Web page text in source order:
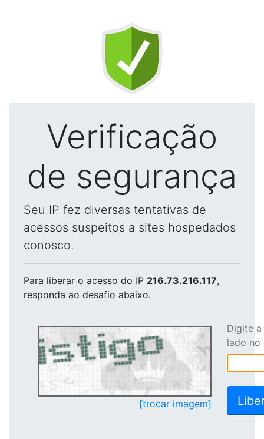
Verificação
de segurança
Seu IP fez diversas tentativas de
acessos suspeitos a sites hospedados
conosco.
Para liberar o acesso do IP 216.73.216.117,
responda ao desafio abaixo.
[trocar imagem]
Digite
lado no